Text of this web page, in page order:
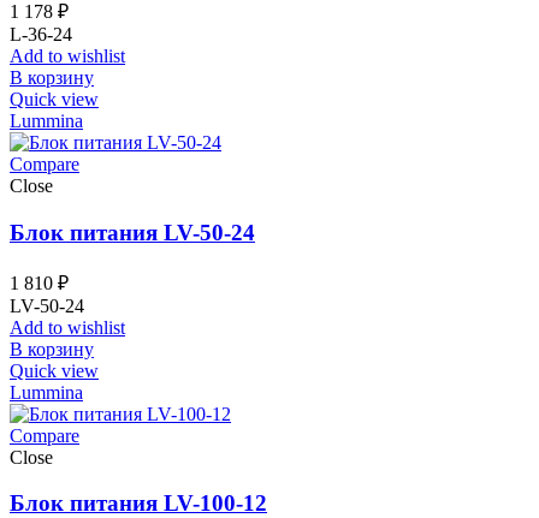
1 178 ₽
L-36-24
Add to wishlist
В корзину
Quick view
Lummina
Compare
Close
Блок питания LV-50-24
1 810 ₽
LV-50-24
Add to wishlist
В корзину
Quick view
Lummina
Compare
Close
Блок питания LV-100-12